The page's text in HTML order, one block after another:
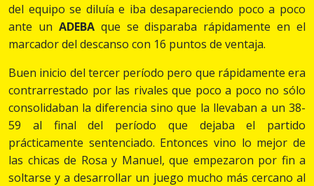
del equipo se diluía e iba desapareciendo poco a poco
ante un ADEBAque se disparaba rápidamente en el
marcador del descanso con 16 puntos de ventaja.
Buen inicio del tercer período pero que rápidamente era
contrarrestado por las rivales que poco a poco no sólo
consolidaban la diferencia sino que la llevaban a un 38-
59 al final del período que dejaba el partido
prácticamente sentenciado. Entonces vino lo mejor de
las chicas de Rosa y Manuel, que empezaron por fin a
soltarse y a desarrollar un juego mucho más cercano al